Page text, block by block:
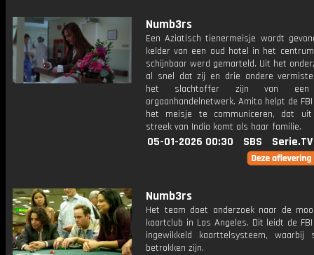
Numb3rs
Een Aziatisch tienermeisje wordt
kelder van een oud hotel in het
schijnbaar werd gemarteld. Uit het
al snel dat zij en drie andere
het slachtoffer zijn van een
orgaanhandelnetwerk. Amita helpt de
het meisje te communiceren, dat uit
streek van India komt als haar familie.
05-01-2026 00:30 SBS Serie.TV
Numb3rs
Het team doet onderzoek naar de
kaartclub in Los Angeles. Dit leidt de
ingewikkeld kaarttelsysteem, waarbij
betrokken zijn.